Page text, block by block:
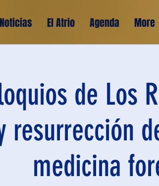
Noticias El Atrio Agenda More
de Los
resurrección
medicina